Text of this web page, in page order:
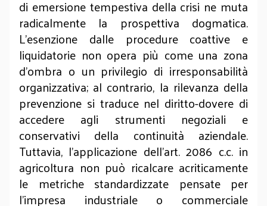
di emersione tempestiva della crisi ne muta
radicalmente la prospettiva dogmatica.
L'esenzione dalle procedure coattive e
liquidatorie non opera più come una zona
d'ombra o un privilegio di irresponsabilità
organizzativa; al contrario, la rilevanza della
prevenzione si traduce nel diritto-dovere di
accedere agli strumenti negoziali e
conservativi della continuità aziendale.
Tuttavia, l'applicazione dell'art. 2086 c.c. in
agricoltura non può ricalcare acriticamente
le metriche standardizzate pensate per
l'impresa industriale o commerciale